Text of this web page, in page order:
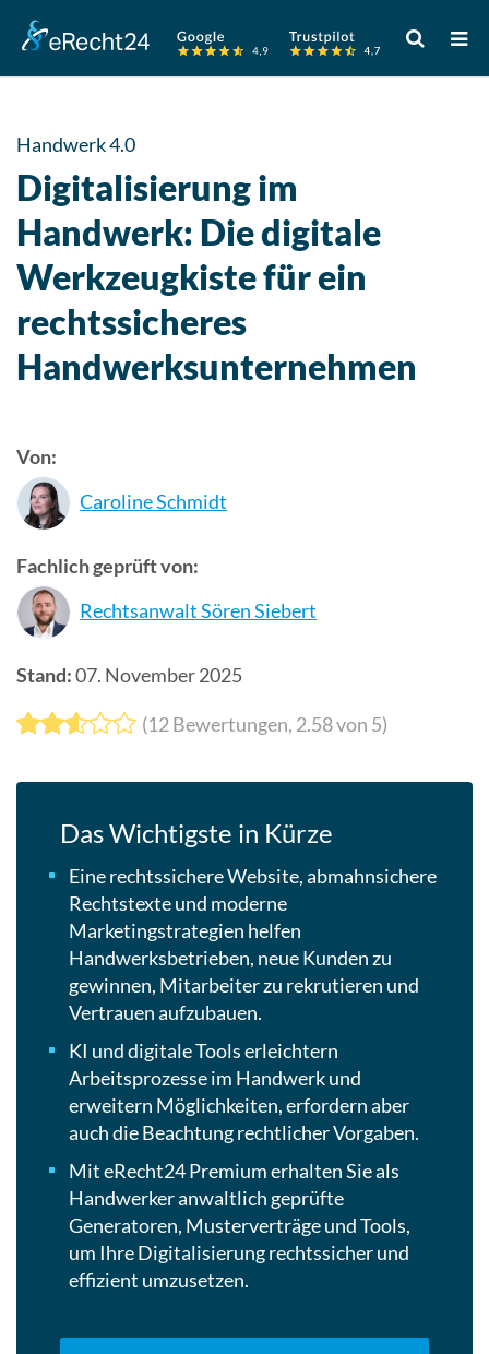
Verwende
die
Pfeile
die
verwenden.
Handwerk 4.0
Digitalisierung im
Handwerk: Die digitale
Werkzeugkiste für ein
rechtssicheres
Handwerksunternehmen
Von:
Caroline Schmidt
Fachlich geprüft von:
Rechtsanwalt Sören Siebert
Stand:07. November 2025
(12Bewertungen, 2.58von 5)
Das Wichtigste in Kürze
Eine rechtssichere Website, abmahnsichere
Rechtstexte und moderne
Marketingstrategien helfen
Handwerksbetrieben, neue Kunden zu
gewinnen, Mitarbeiter zu rekrutieren und
Vertrauen aufzubauen.
KI und digitale Tools erleichtern
Arbeitsprozesse im Handwerk und
erweitern Möglichkeiten, erfordern aber
auch die Beachtung rechtlicher Vorgaben.
Mit eRecht24 Premium erhalten Sie als
Handwerker anwaltlich geprüfte
Generatoren, Musterverträge und Tools,
um Ihre Digitalisierung rechtssicher und
effizient umzusetzen.